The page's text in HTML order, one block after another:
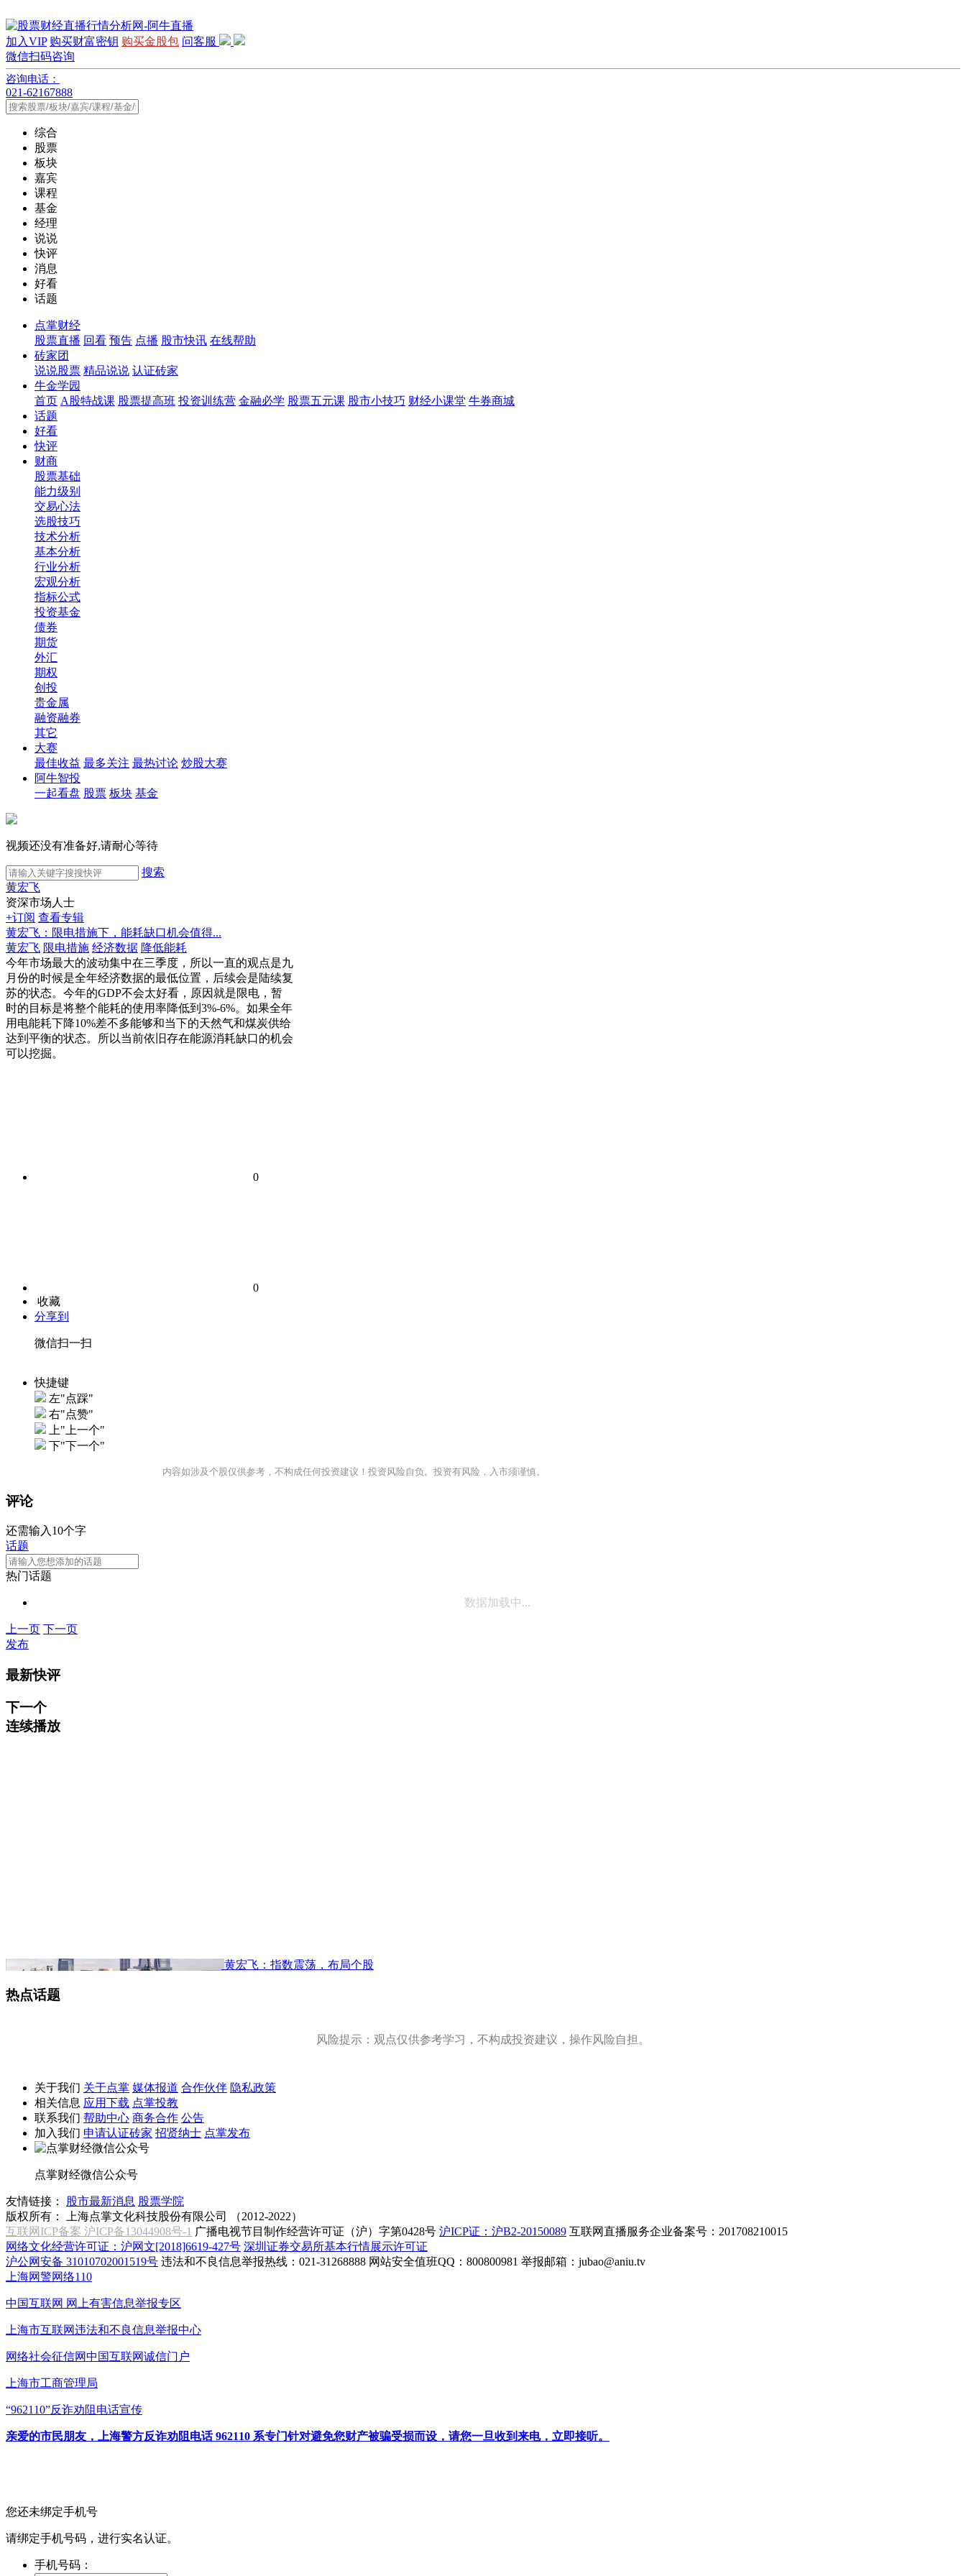
加入VIP 购买财富密钥 购买金股包 问客服
微信扫码咨询
咨询电话：
021-62167888
综合
股票
板块
嘉宾
课程
基金
经理
说说
快评
消息
好看
话题
点掌财经
股票直播 回看 预告 点播 股市快讯 在线帮助
砖家团
说说股票 精品说说 认证砖家
牛金学园
首页 A股特战课 股票提高班 投资训练营 金融必学 股票五元课 股市小技巧 财经小课堂 牛券商城
话题
好看
快评
财商
股票基础
能力级别
交易心法
选股技巧
技术分析
基本分析
行业分析
宏观分析
指标公式
投资基金
债券
期货
外汇
期权
创投
贵金属
融资融券
其它
大赛
最佳收益 最多关注 最热讨论 炒股大赛
阿牛智投
一起看盘 股票 板块 基金
视频还没有准备好,请耐心等待
搜索
黄宏飞
资深市场人士
+订阅 查看专辑
黄宏飞：限电措施下，能耗缺口机会值得...
黄宏飞 限电措施 经济数据 降低能耗
今年市场最大的波动集中在三季度，所以一直的观点是九
月份的时候是全年经济数据的最低位置，后续会是陆续复
苏的状态。今年的GDP不会太好看，原因就是限电，暂
时的目标是将整个能耗的使用率降低到3%-6%。如果全年
用电能耗下降10%差不多能够和当下的天然气和煤炭供给
达到平衡的状态。所以当前依旧存在能源消耗缺口的机会
可以挖掘。
0
0
收藏
分享到
微信扫一扫
快捷键
左"点踩"
右"点赞"
上"上一个"
下"下一个"
内容如涉及个股仅供参考，不构成任何投资建议！投资风险自负。投资有风险，入市须谨慎。
评论
还需输入10个字
话题
热门话题
数据加载中...
上一页 下一页
发布
最新快评
下一个
连续播放
黄宏飞：指数震荡，布局个股
热点话题
风险提示：观点仅供参考学习，不构成投资建议，操作风险自担。
关于我们 关于点掌 媒体报道 合作伙伴 隐私政策
相关信息 应用下载 点掌投教
联系我们 帮助中心 商务合作 公告
加入我们 申请认证砖家 招贤纳士 点掌发布
点掌财经微信公众号
友情链接： 股市最新消息 股票学院
版权所有：
上海点掌文化科技股份有限公司 （2012-2022）
互联网ICP备案 沪ICP备13044908号-1 广播电视节目制作经营许可证（沪）字第0428号 沪ICP证：沪B2-20150089 互联网直播服务企业备案号：201708210015
网络文化经营许可证：沪网文[2018]6619-427号 深圳证券交易所基本行情展示许可证
沪公网安备 31010702001519号 违法和不良信息举报热线：021-31268888 网站安全值班QQ：800800981 举报邮箱： jubao@aniu.tv
上海网警网络110
中国互联网 网上有害信息举报专区
上海市互联网违法和不良信息举报中心
网络社会征信网中国互联网诚信门户
上海市工商管理局
“962110”反诈劝阻电话宣传
亲爱的市民朋友，上海警方反诈劝阻电话 962110 系专门针对避免您财产被骗受损而设，请您一旦收到来电，立即接听。
您还未绑定手机号
请绑定手机号码，进行实名认证。
手机号码：